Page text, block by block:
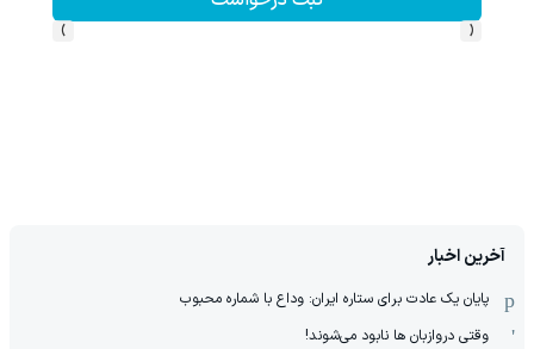
‹
›
آخرین اخبار
پایان یک عادت برای ستاره ایران: وداع با شماره محبوب
وقتی دروازبان ها نابود می‌شوند!